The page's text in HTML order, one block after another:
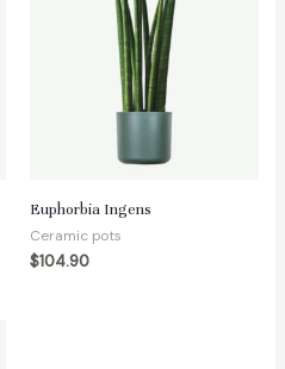
Euphorbia Ingens
Ceramic pots
$104.90